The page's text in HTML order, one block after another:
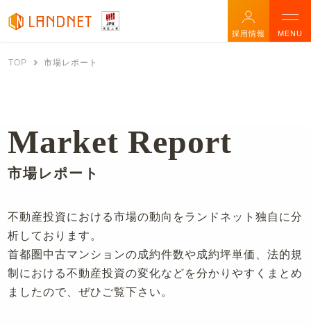
採用情報 MENU
TOP 市場レポート
Market Report
市場レポート
不動産投資における市場の動向をランドネット独自に分
析しております。
首都圏中古マンションの成約件数や成約坪単価、法的規
制における不動産投資の変化などを分かりやすくまとめ
ましたので、ぜひご覧下さい。